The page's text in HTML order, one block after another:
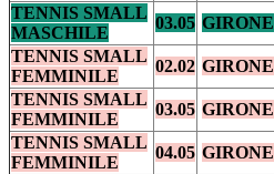
TENNIS SMALL
MASCHILE
03.05 GIRONE
TENNIS SMALL
FEMMINILE
02.02 GIRONE
TENNIS SMALL
FEMMINILE
03.05 GIRONE
TENNIS SMALL
FEMMINILE
04.05 GIRONE